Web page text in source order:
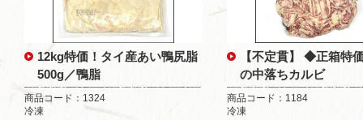
12kg特価！タイ産あい鴨尻脂
500g／鴨脂
商品コード：1324
冷凍
【不定貫】 ◆正箱特
の中落ちカルビ
商品コード：1184
冷凍